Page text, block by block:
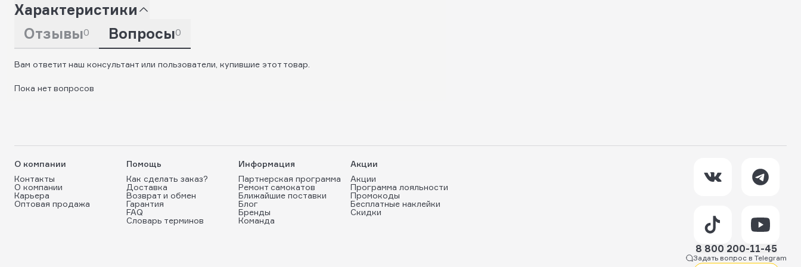
Характеристики
Отзывы0 Вопросы0
Вам ответит наш консультант или пользователи, купившие этот товар.
Пока нет вопросов
О компании
Контакты
О компании
Карьера
Оптовая продажа
Помощь
Как сделать заказ?
Доставка
Возврат и обмен
Гарантия
FAQ
Словарь терминов
Информация
Партнерская программа
Ремонт самокатов
Ближайшие поставки
Блог
Бренды
Команда
Акции
Акции
Программа лояльности
Промокоды
Бесплатные наклейки
Скидки
8 800 200-11-45
Задать вопрос в Telegram